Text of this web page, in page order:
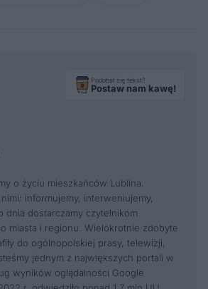
Podobał się tekst?
Postaw nam kawę!
o życiu mieszkańców Lublina.
informujemy, interweniujemy,
dnia dostarczamy czytelnikom
miasta i regionu. Wielokrotnie zdobyte
do ogólnopolskiej prasy, telewizji,
jednym z największych portali w
wyników oglądalności Google